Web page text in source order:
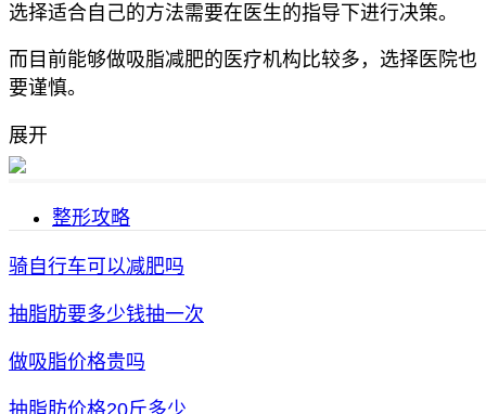
选择适合自己的方法需要在医生的指导下进行决策。
而目前能够做吸脂减肥的医疗机构比较多，选择医院也
要谨慎。
展开
整形攻略
骑自行车可以减肥吗
抽脂肪要多少钱抽一次
做吸脂价格贵吗